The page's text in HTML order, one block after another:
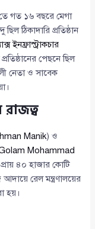
গত ১৬ বছরে মেগা
ঠিকাদারি প্রতিষ্ঠান
ইনফ্রাস্ট্রাকচার
পেছনে ছিল
নেতা ও সাবেক
রাজত্ব
Manik) ও
Mohammad
৪০ হাজার কোটি
রেল মন্ত্রণালয়ের
হয়।